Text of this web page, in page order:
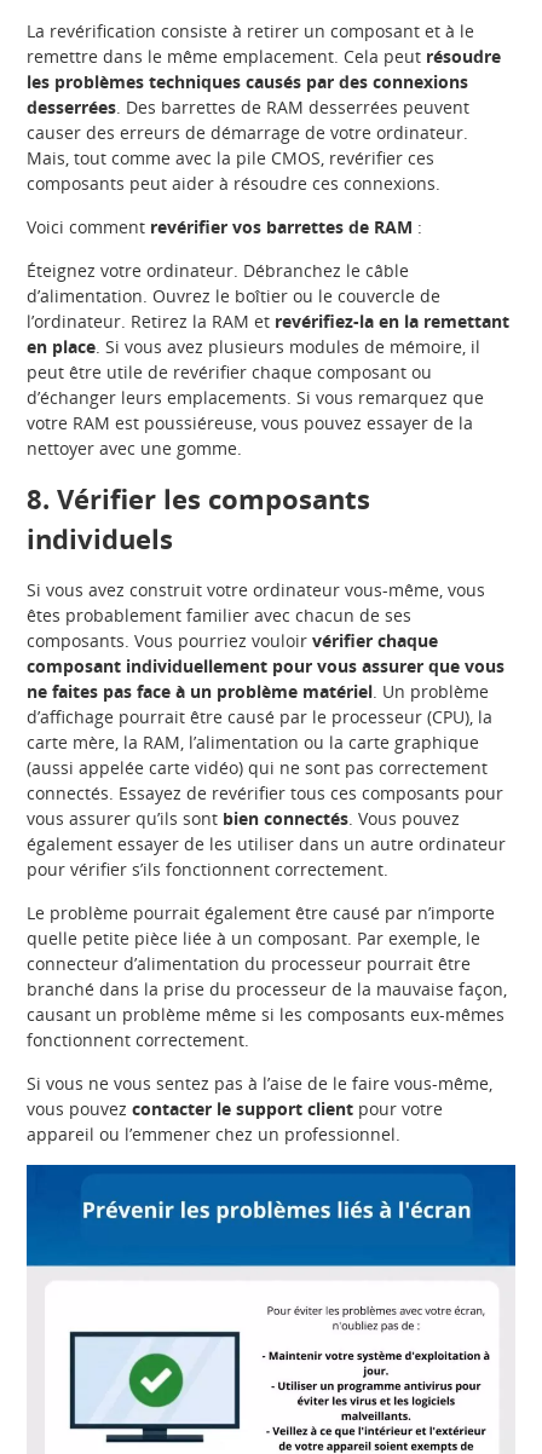
La revérification consiste à retirer un composant et à le
remettre dans le même emplacement. Cela peut résoudre
les problèmes techniques causés par des connexions
desserrées. Des barrettes de RAM desserrées peuvent
causer des erreurs de démarrage de votre ordinateur.
Mais, tout comme avec la pile CMOS, revérifier ces
composants peut aider à résoudre ces connexions.
Voici comment revérifier vos barrettes de RAM :
Éteignez votre ordinateur. Débranchez le câble
d’alimentation. Ouvrez le boîtier ou le couvercle de
l’ordinateur. Retirez la RAM et revérifiez-la en la remettant
en place. Si vous avez plusieurs modules de mémoire, il
peut être utile de revérifier chaque composant ou
d’échanger leurs emplacements. Si vous remarquez que
votre RAM est poussiéreuse, vous pouvez essayer de la
nettoyer avec une gomme.
8. Vérifier les composants
individuels
Si vous avez construit votre ordinateur vous-même, vous
êtes probablement familier avec chacun de ses
composants. Vous pourriez vouloirvérifier chaque
composant individuellement pour vous assurer que vous
ne faites pas face à un problème matériel. Un problème
d’affichage pourrait être causé par le processeur (CPU), la
carte mère, la RAM, l’alimentation ou la carte graphique
(aussi appelée carte vidéo) qui ne sont pas correctement
connectés. Essayez de revérifier tous ces composants pour
vous assurer qu’ils sont bien connectés. Vous pouvez
également essayer de les utiliser dans un autre ordinateur
pour vérifier s’ils fonctionnent correctement.
Le problème pourrait également être causé par n’importe
quelle petite pièce liée à un composant. Par exemple, le
connecteur d’alimentation du processeur pourrait être
branché dans la prise du processeur de la mauvaise façon,
causant un problème même si les composants eux-mêmes
fonctionnent correctement.
Si vous ne vous sentez pas à l’aise de le faire vous-même,
vous pouvez contacter le support client pour votre
appareil ou l’emmener chez un professionnel.